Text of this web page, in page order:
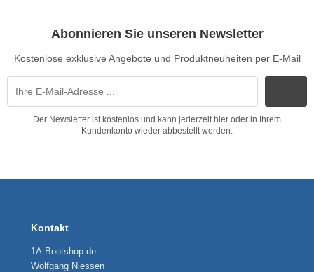
Abonnieren Sie unseren Newsletter
Kostenlose exklusive Angebote und Produktneuheiten per E-Mail
Der Newsletter ist kostenlos und kann jederzeit hier oder in Ihrem
Kundenkonto wieder abbestellt werden.
Kontakt
1A-Bootshop.de
Wolfgang Niessen